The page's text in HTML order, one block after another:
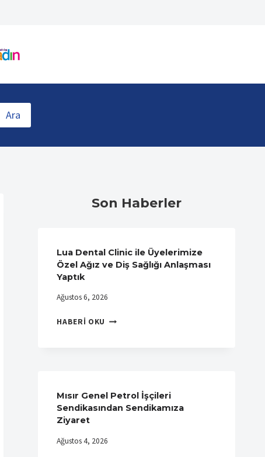
Ara
Son Haberler
Lua Dental Clinic ile Üyelerimize
Özel Ağız ve Diş Sağlığı Anlaşması
Yaptık
Ağustos 6, 2026
HABERI OKU LUA
AĞIZ
VE
ANLAŞMASI
Mısır Genel Petrol İşçileri
Sendikasından Sendikamıza
Ziyaret
Ağustos 4, 2026